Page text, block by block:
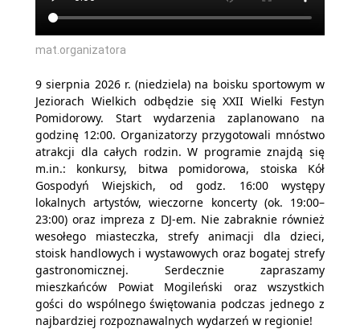
mat.organizatora
9 sierpnia 2026 r. (niedziela) na boisku sportowym w
Jeziorach Wielkich odbędzie się XXII Wielki Festyn
Pomidorowy. Start wydarzenia zaplanowano na
godzinę 12:00. Organizatorzy przygotowali mnóstwo
atrakcji dla całych rodzin. W programie znajdą się
m.in.: konkursy, bitwa pomidorowa, stoiska Kół
Gospodyń Wiejskich, od godz. 16:00 występy
lokalnych artystów, wieczorne koncerty (ok. 19:00–
23:00) oraz impreza z DJ-em. Nie zabraknie również
wesołego miasteczka, strefy animacji dla dzieci,
stoisk handlowych i wystawowych oraz bogatej strefy
gastronomicznej. Serdecznie zapraszamy
mieszkańców Powiat Mogileński oraz wszystkich
gości do wspólnego świętowania podczas jednego z
najbardziej rozpoznawalnych wydarzeń w regionie!